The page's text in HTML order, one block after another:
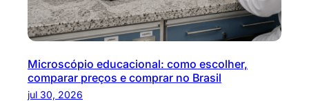
Microscópio educacional: como escolher,
comparar preços e comprar no Brasil
jul 30, 2026